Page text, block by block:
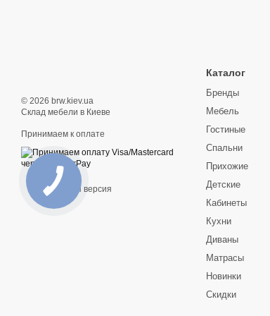
© 2026 brw.kiev.ua
Склад мебели в Киеве
Принимаем к оплате
Мобильная версия
Каталог
Бренды
Мебель
Гостиные
Спальни
Прихожие
Детские
Кабинеты
Кухни
Диваны
Матрасы
Новинки
Скидки